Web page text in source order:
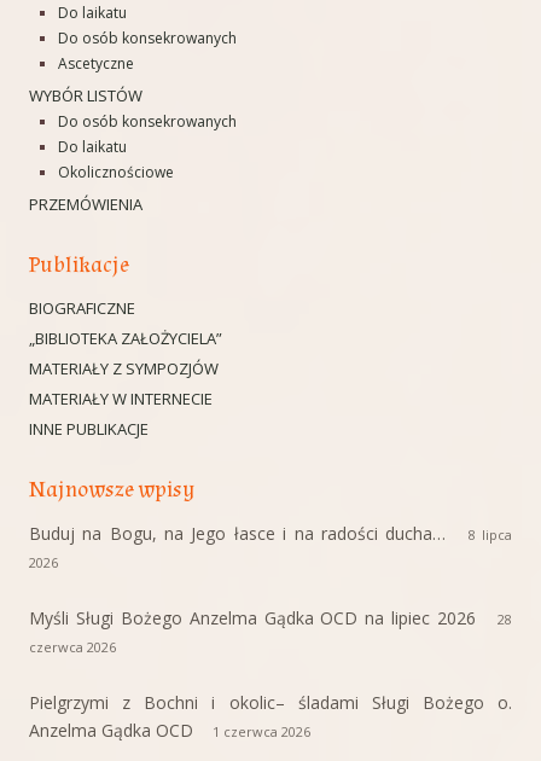
Do laikatu
Do osób konsekrowanych
Ascetyczne
WYBÓR LISTÓW
Do osób konsekrowanych
Do laikatu
Okolicznościowe
PRZEMÓWIENIA
Publikacje
BIOGRAFICZNE
„BIBLIOTEKA ZAŁOŻYCIELA”
MATERIAŁY Z SYMPOZJÓW
MATERIAŁY W INTERNECIE
INNE PUBLIKACJE
Najnowsze wpisy
Buduj na Bogu, na Jego łasce i na radości ducha…
8 lipca
2026
Myśli Sługi Bożego Anzelma Gądka OCD na lipiec 2026
28
czerwca 2026
Pielgrzymi z Bochni i okolic– śladami Sługi Bożego o.
Anzelma Gądka OCD
1 czerwca 2026